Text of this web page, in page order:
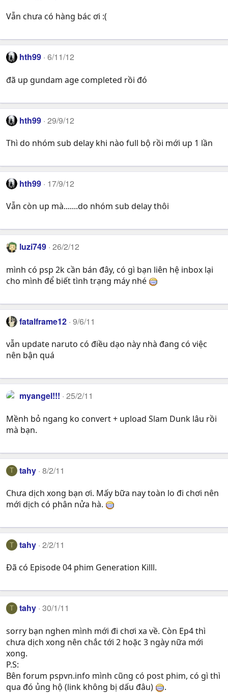
Vẫn chưa có hàng bác ơi :(
hth99 6/11/12
đã up gundam age completed rồi đó
hth99 29/9/12
Thì do nhóm sub delay khi nào full bộ rồi mới up 1 lần
hth99 17/9/12
Vẫn còn up mà.......do nhóm sub delay thôi
luzi749 26/2/12
mình có psp 2k cần bán đây, có gì bạn liên hệ inbox lại
cho mình để biết tình trạng máy nhé
fatalframe12 9/6/11
vẫn update naruto có điều dạo này nhà đang có việc
nên bận quá
myangel!!! 25/2/11
Mềnh bỏ ngang ko convert + upload Slam Dunk lâu rồi
mà bạn.
T tahy 8/2/11
Chưa dịch xong bạn ơi. Mấy bữa nay toàn lo đi chơi nên
mới dịch có phân nửa hà.
T tahy 2/2/11
Đã có Episode 04 phim Generation Killl.
T tahy 30/1/11
sorry bạn nghen mình mới đi chơi xa về. Còn Ep4 thì
chưa dịch xong nên chắc tới 2 hoặc 3 ngày nữa mới
xong.
P.S:
Bên forum pspvn.info mình cũng có post phim, có gì thì
qua đó ủng hộ (link không bị dấu đâu)
.